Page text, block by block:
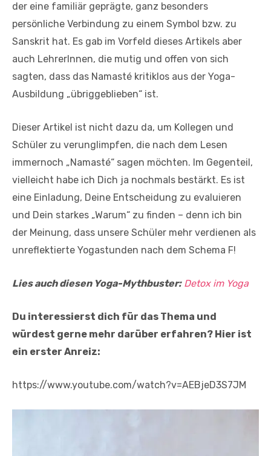
der eine familiär geprägte, ganz besonders
persönliche Verbindung zu einem Symbol bzw. zu
Sanskrit hat. Es gab im Vorfeld dieses Artikels aber
auch LehrerInnen, die mutig und offen von sich
sagten, dass das Namasté kritiklos aus der Yoga-
Ausbildung „übriggeblieben“ ist.
Dieser Artikel ist nicht dazu da, um Kollegen und
Schüler zu verunglimpfen, die nach dem Lesen
immernoch „Namasté“ sagen möchten. Im Gegenteil,
vielleicht habe ich Dich ja nochmals bestärkt. Es ist
eine Einladung, Deine Entscheidung zu evaluieren
und Dein starkes „Warum“ zu finden – denn ich bin
der Meinung, dass unsere Schüler mehr verdienen als
unreflektierte Yogastunden nach dem Schema F!
Lies auch diesen Yoga-Mythbuster: Detox im Yoga
Du interessierst dich für das Thema und
würdest gerne mehr darüber erfahren? Hier ist
ein erster Anreiz:
https://www.youtube.com/watch?v=AEBjeD3S7JM